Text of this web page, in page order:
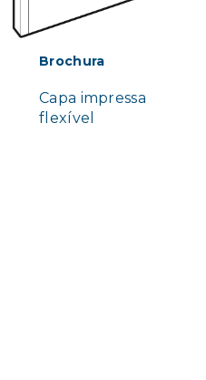
Brochura
Capa impressa
flexível